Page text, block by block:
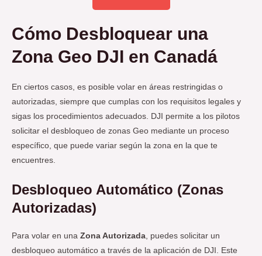
Cómo Desbloquear una
Zona Geo DJI en Canadá
En ciertos casos, es posible volar en áreas restringidas o
autorizadas, siempre que cumplas con los requisitos legales y
sigas los procedimientos adecuados. DJI permite a los pilotos
solicitar el desbloqueo de zonas Geo mediante un proceso
específico, que puede variar según la zona en la que te
encuentres.
Desbloqueo Automático (Zonas
Autorizadas)
Para volar en una Zona Autorizada, puedes solicitar un
desbloqueo automático a través de la aplicación de DJI. Este